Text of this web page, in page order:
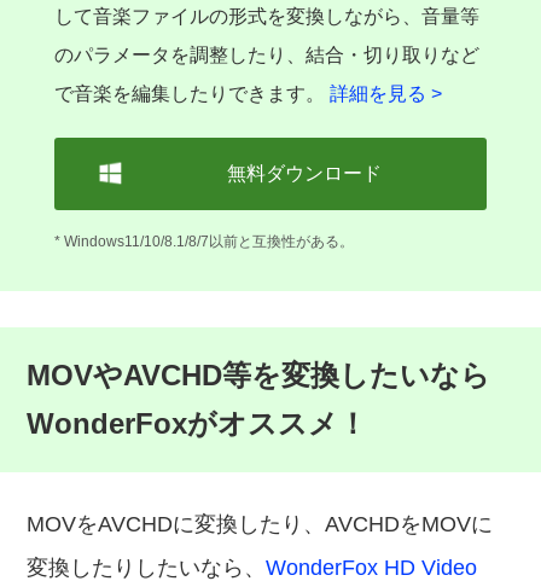
して音楽ファイルの形式を変換しながら、音量等
のパラメータを調整したり、結合・切り取りなど
で音楽を編集したりできます。 詳細を見る >
無料ダウンロード
* Windows11/10/8.1/8/7以前と互換性がある。
MOVやAVCHD等を変換したいなら
WonderFoxがオススメ！
MOVをAVCHDに変換したり、AVCHDをMOVに
変換したりしたいなら、WonderFox HD Video